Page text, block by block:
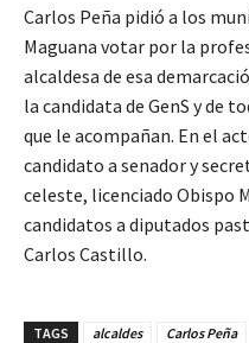
Carlos Peña pidió a los
Maguana votar por la
alcaldesa de esa
la candidata de GenS y de
que le acompañan. En el
candidato a senador y
celeste, licenciado Obispo
candidatos a diputados
Carlos Castillo.
TAGS alcaldes Carlos Peña